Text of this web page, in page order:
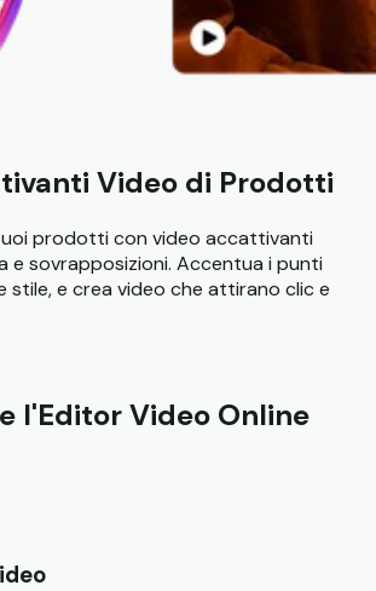
Video di Prodotti
prodotti con video accattivanti
e sovrapposizioni. Accentua i punti
stile, e crea video che attirano clic e
l'Editor Video Online